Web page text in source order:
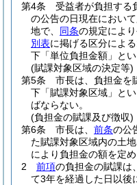
第4条
受益者が負担する
の公告の日現在におい
地で、 同条の規定によ
別表に掲げる区分によ
下「単位負担金額」と
(賦課対象区域の決定等)
第5条
市長は、負担金を
下「賦課対象区域」と
ばならない。
(負担金の賦課及び徴収)
第6条
市長は、 前条の公
た賦課対象区域内の土
により負担金の額を定
2
前項の負担金の賦課は、
て3年を経過した日以後